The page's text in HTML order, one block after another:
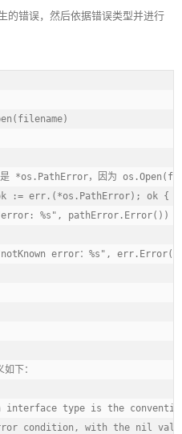
的错误，然后依据错误类型并进行
*os.PathError，因为
:= err.(*os.PathError); ok {
%s", pathError.Error())
error：%s",
下：
type is the
condition, with the nil